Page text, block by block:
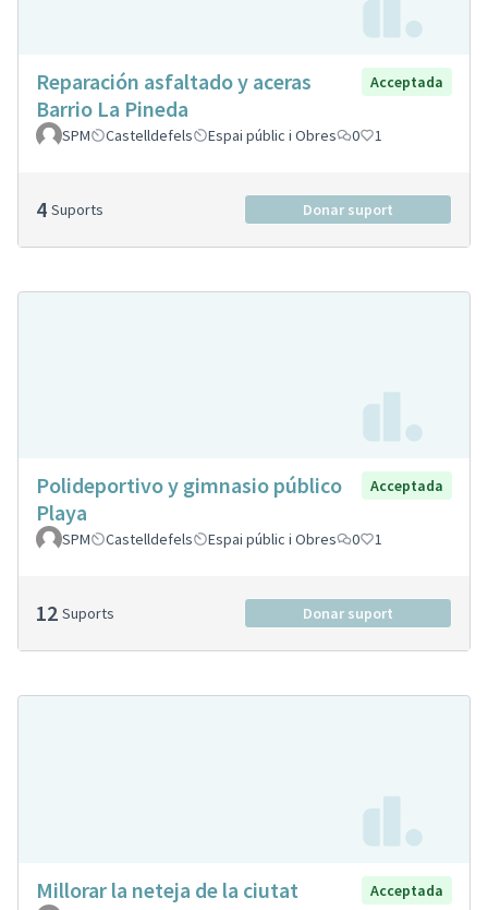
Reparación asfaltado y aceras
Barrio La Pineda
Acceptada
SPM Castelldefels Espai públic i Obres 0 1
4 Suports Donar suport
Polideportivo y gimnasio público
Playa
Acceptada
SPM Castelldefels Espai públic i Obres 0 1
12 Suports Donar suport
Millorar la neteja de la ciutat
Acceptada